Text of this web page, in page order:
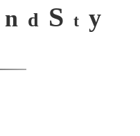
n d S t y